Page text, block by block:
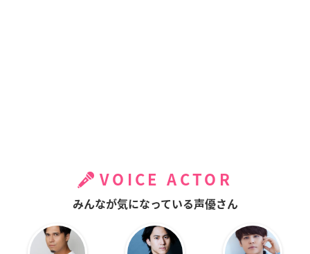
VOICE ACTOR
みんなが気になっている声優さん